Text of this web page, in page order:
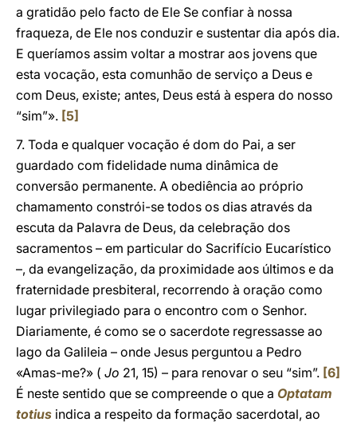
a gratidão pelo facto de Ele Se confiar à nossa
fraqueza, de Ele nos conduzir e sustentar dia após dia.
E queríamos assim voltar a mostrar aos jovens que
esta vocação, esta comunhão de serviço a Deus e
com Deus, existe; antes, Deus está à espera do nosso
“sim”». [5]
7. Toda e qualquer vocação é dom do Pai, a ser
guardado com fidelidade numa dinâmica de
conversão permanente. A obediência ao próprio
chamamento constrói-se todos os dias através da
escuta da Palavra de Deus, da celebração dos
sacramentos – em particular do Sacrifício Eucarístico
–, da evangelização, da proximidade aos últimos e da
fraternidade presbiteral, recorrendo à oração como
lugar privilegiado para o encontro com o Senhor.
Diariamente, é como se o sacerdote regressasse ao
lago da Galileia – onde Jesus perguntou a Pedro
«Amas-me?» ( Jo 21, 15) – para renovar o seu “sim”. [6]
É neste sentido que se compreende o que a Optatam
totius indica a respeito da formação sacerdotal, ao